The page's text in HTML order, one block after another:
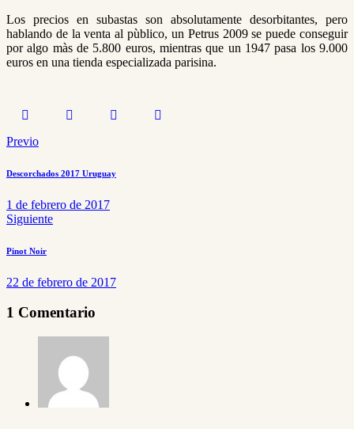
Los precios en subastas son absolutamente desorbitantes, pero
hablando de la venta al pùblico, un Petrus 2009 se puede conseguir
por algo màs de 5.800 euros, mientras que un 1947 pasa los 9.000
euros en una tienda especializada parisina.
Previo
Descorchados 2017 Uruguay
1 de febrero de 2017
Siguiente
Pinot Noir
22 de febrero de 2017
1 Comentario